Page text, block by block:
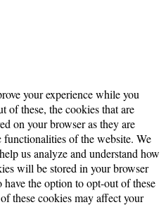
your experience while you
of these, the cookies that are
on your browser as they are
of the website. We
us analyze and understand how
will be stored in your browser
the option to opt-out of these
these cookies may affect your